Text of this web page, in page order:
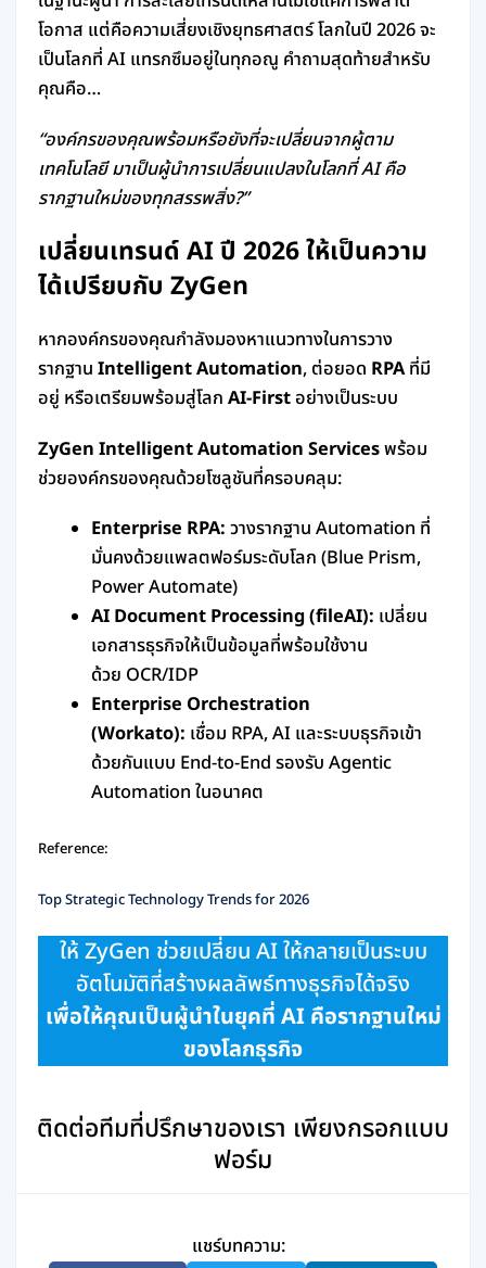
โอกาส แต่คือความเสี่ยงเชิงยุทธศาสตร์ โลกในปี 2026 จะ
เป็นโลกที่ AI แทรกซึมอยู่ในทุกอณู คำถามสุดท้ายสำหรับ
คุณคือ…
“องค์กรของคุณพร้อมหรือยังที่จะเปลี่ยนจากผู้ตาม
เทคโนโลยี มาเป็นผู้นำการเปลี่ยนแปลงในโลกที่ AI คือ
รากฐานใหม่ของทุกสรรพสิ่ง?”
เปลี่ยนเทรนด์ AI ปี 2026 ให้เป็นความ
ได้เปรียบกับ ZyGen
หากองค์กรของคุณกำลังมองหาแนวทางในการวาง
รากฐาน Intelligent Automation, ต่อยอด RPAที่มี
อยู่ หรือเตรียมพร้อมสู่โลก AI-First อย่างเป็นระบบ
ZyGen Intelligent Automation Servicesพร้อม
ช่วยองค์กรของคุณด้วยโซลูชันที่ครอบคลุม:
Enterprise RPA: วางรากฐาน Automation ที่
มั่นคงด้วยแพลตฟอร์มระดับโลก (Blue Prism,
Power Automate)
AI Document Processing (fileAI): เปลี่ยน
เอกสารธุรกิจให้เป็นข้อมูลที่พร้อมใช้งาน
ด้วย OCR/IDP
Enterprise Orchestration
(Workato): เชื่อม RPA, AI และระบบธุรกิจเข้า
ด้วยกันแบบ End-to-End รองรับ Agentic
Automation ในอนาคต
Reference:
Top Strategic Technology Trends for 2026
ให้ ZyGen ช่วยเปลี่ยน AI ให้กลายเป็นระบบ
อัตโนมัติที่สร้างผลลัพธ์ทางธุรกิจได้จริง
เพื่อให้คุณเป็นผู้นำในยุคที่ AI คือรากฐานใหม่
ของโลกธุรกิจ
ติดต่อทีมที่ปรึกษาของเรา เพียงกรอกแบบ
ฟอร์ม
แชร์บทความ: